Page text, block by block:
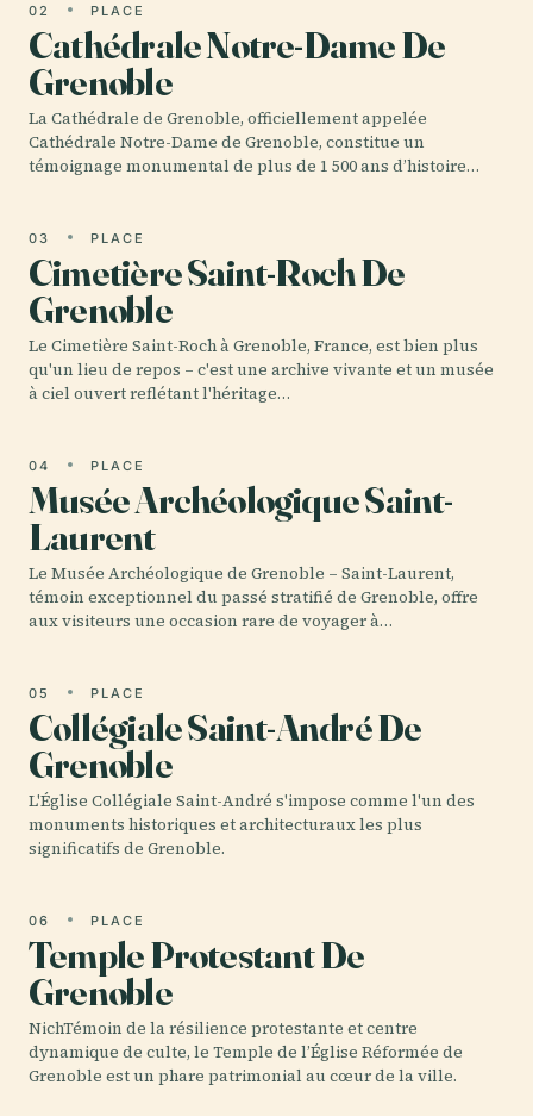
02 PLACE
Cathédrale Notre-Dame De
Grenoble
La Cathédrale de Grenoble, officiellement appelée
Cathédrale Notre-Dame de Grenoble, constitue un
témoignage monumental de plus de 1 500 ans d’histoire…
03 PLACE
Cimetière Saint-Roch De
Grenoble
Le Cimetière Saint-Roch à Grenoble, France, est bien plus
qu'un lieu de repos – c'est une archive vivante et un musée
à ciel ouvert reflétant l'héritage…
04 PLACE
Musée Archéologique Saint-
Laurent
Le Musée Archéologique de Grenoble – Saint-Laurent,
témoin exceptionnel du passé stratifié de Grenoble, offre
aux visiteurs une occasion rare de voyager à…
05 PLACE
Collégiale Saint-André De
Grenoble
L'Église Collégiale Saint-André s'impose comme l'un des
monuments historiques et architecturaux les plus
significatifs de Grenoble.
06 PLACE
Temple Protestant De
Grenoble
NichTémoin de la résilience protestante et centre
dynamique de culte, le Temple de l’Église Réformée de
Grenoble est un phare patrimonial au cœur de la ville.